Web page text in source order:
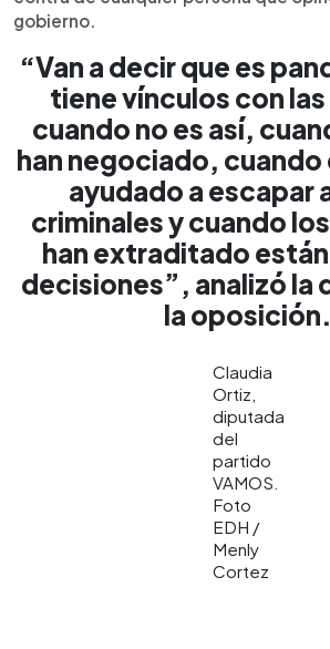
gobierno.
“Van a decir que es
tiene vínculos con
cuando no es así,
han negociado, cuando
ayudado a escapar
criminales y cuando
han extraditado
decisiones”, analizó la
la oposición.
Claudia
Ortiz,
diputada
del
partido
VAMOS.
Foto
EDH /
Menly
Cortez